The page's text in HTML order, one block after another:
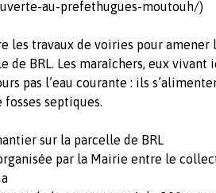
au-prefethugues-moutouh/)
les travaux de voiries pour amener
de BRL. Les maraîchers, eux vivant
pas l’eau courante : ils
septiques.
sur la parcelle de BRL
par la Mairie entre le